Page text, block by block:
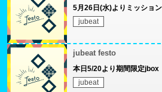
5月26日(水)よりミッショ
jubeat
jubeat festo
本日5/20より期間限定
jubeat